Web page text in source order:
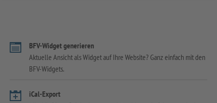
BFV-Widget generieren
Aktuelle Ansicht als Widget auf Ihre Website? Ganz einfach mit den
BFV-Widgets.
iCal-Export